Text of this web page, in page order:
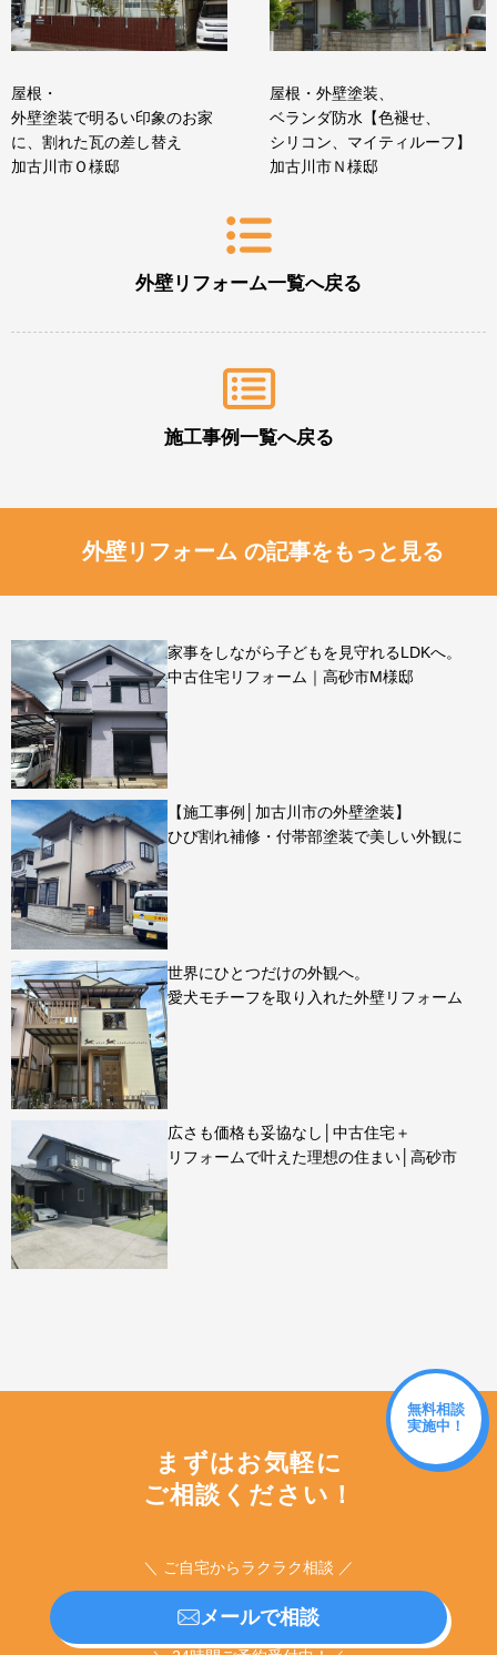
屋根・
外壁塗装で明るい印象のお家
に、割れた瓦の差し替え
加古川市Ｏ様邸
外壁リフォーム一覧へ戻る
施工事例一覧へ戻る
屋根・外壁塗装、
ベランダ防水【色褪せ、
シリコン、マイティルーフ】
加古川市Ｎ様邸
外壁リフォーム の記事をもっと見る
家事をしながら子どもを見守れるLDKへ。
中古住宅リフォーム｜高砂市M様邸
【施工事例│加古川市の外壁塗装】
ひび割れ補修・付帯部塗装で美しい外観に
世界にひとつだけの外観へ。
愛犬モチーフを取り入れた外壁リフォーム
広さも価格も妥協なし│中古住宅＋
リフォームで叶えた理想の住まい│高砂市
無料相談
実施中！
まずはお気軽に
ご相談ください！
＼ ご自宅からラクラク相談 ／
メールで相談